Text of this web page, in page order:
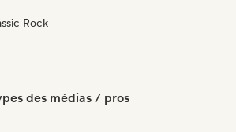
Rock
des médias / pros